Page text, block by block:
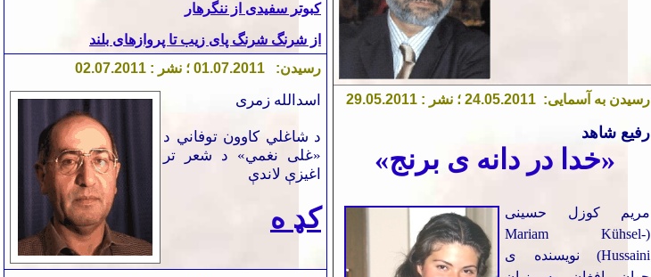
کبوتر سفیدی از ننگرهار
از شرنگ شرنگ پای زیب تا پروازهای بلند
رسیدن: 0
1.07.2011 ؛ نشر : 02.07.2011
اسدالله زمری
د شاغلي کاوون توفاني د
«غلی نغمي» د شعر تر
اغیزې لاندې
کډ ه
رسیدن به آسمایی: 24.05.2011 ؛ نشر : 2 9.05.2011
رفیع شاهد
«خدا در دانه ی برنج»
مریم کوزل حسینی
(Mariam Kühsel-
Hussaini) نویسنده ی